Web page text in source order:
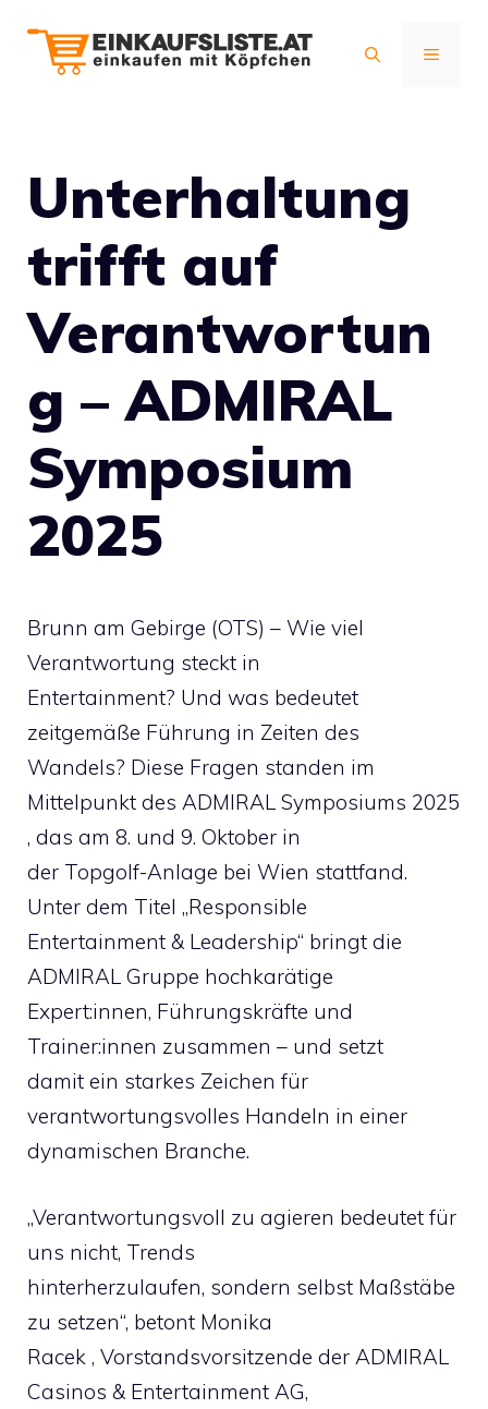
Inhalt
MENÜ
Unterhaltung
trifft auf
Verantwortun
g – ADMIRAL
Symposium
2025
Brunn am Gebirge (OTS) – Wie viel
Verantwortung steckt in
Entertainment? Und was bedeutet
zeitgemäße Führung in Zeiten des
Wandels? Diese Fragen standen im
Mittelpunkt des ADMIRAL Symposiums 2025
, das am 8. und 9. Oktober in
der Topgolf-Anlage bei Wien stattfand.
Unter dem Titel „Responsible
Entertainment & Leadership“ bringt die
ADMIRAL Gruppe hochkarätige
Expert:innen, Führungskräfte und
Trainer:innen zusammen – und setzt
damit ein starkes Zeichen für
verantwortungsvolles Handeln in einer
dynamischen Branche.
„Verantwortungsvoll zu agieren bedeutet für
uns nicht, Trends
hinterherzulaufen, sondern selbst Maßstäbe
zu setzen“, betont Monika
Racek , Vorstandsvorsitzende der ADMIRAL
Casinos & Entertainment AG,